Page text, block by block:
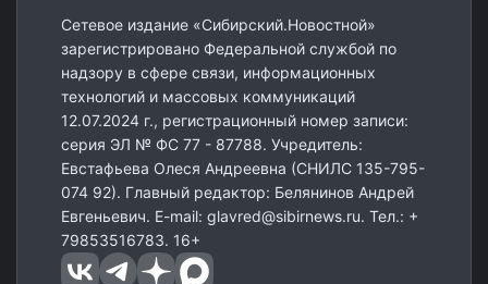
Сетевое издание «Сибирский.Новостной»
зарегистрировано Федеральной службой по
надзору в сфере связи, информационных
технологий и массовых коммуникаций
12.07.2024 г., регистрационный номер записи:
серия ЭЛ № ФС 77 - 87788. Учредитель:
Евстафьева Олеся Андреевна (СНИЛС 135-795-
074 92). Главный редактор: Белянинов Андрей
Евгеньевич. E-mail: glavred@sibirnews.ru. Тел.: +
79853516783. 16+